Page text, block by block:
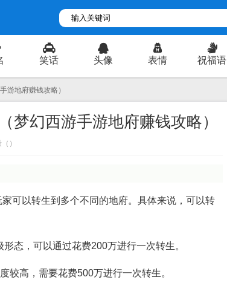
笑话 头像 表情 祝福语
游地府赚钱攻略）
梦幻西游手游地府赚钱攻略）
）
可以转生到多个不同的地府。具体来说，可以转
态，可以通过花费200万进行一次转生。
较高，需要花费500万进行一次转生。